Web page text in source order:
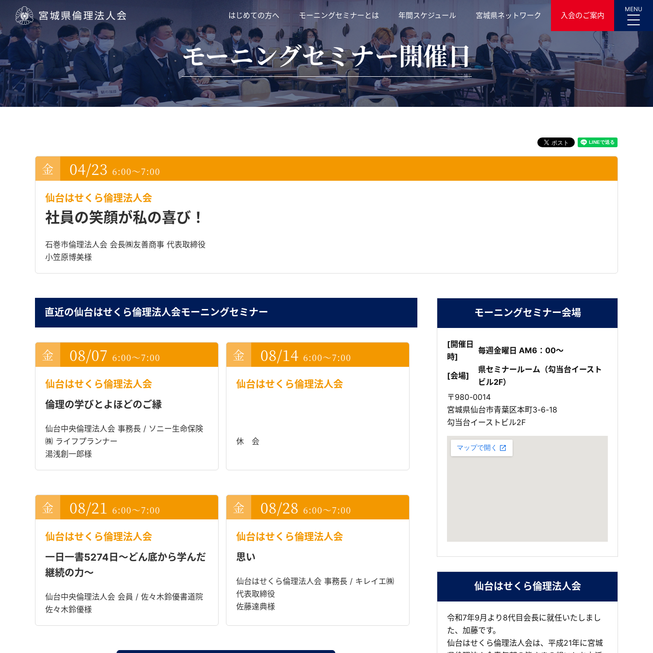
宮城県倫理法人会
はじめての方へ モーニングセミナーとは 年間スケジュール 宮城県ネットワーク 入会のご案内
MENU
モーニングセミナー開催日
04/23 6:00～7:00
仙台はせくら倫理法人会
社員の笑顔が私の喜び！
石巻市倫理法人会 会長㈱友善商事 代表取締役
小笠原博美様
直近の仙台はせくら倫理法人会モーニングセミナー
08/07 6:00～7:00
仙台はせくら倫理法人会
倫理の学びとよほどのご縁
仙台中央倫理法人会 事務長 / ソニー生命保険
㈱ ライフプランナー
湯浅創一郎様
08/146:00～7:00
仙台はせくら倫理法人会
休 会
08/21 6:00～7:00
仙台はせくら倫理法人会
一日一書5274日～どん底から学んだ
継続の力～
仙台中央倫理法人会 会員 / 佐々木鈴優書道院
佐々木鈴優様
08/286:00～7:00
仙台はせくら倫理法人会
思い
仙台はせくら倫理法人会 事務長 / キレイエ㈱
代表取締役
佐藤達典様
モーニングセミナー会場
[開催日
時]
毎週金曜日 AM6：00～
[会場]
県セミナールーム（勾当台イースト
ビル2F）
〒980-0014
宮城県仙台市青葉区本町3-6-18
勾当台イーストビル2F
仙台はせくら倫理法人会
令和7年9月より8代目会長に就任いたしまし
た、加藤です。
仙台はせくら倫理法人会は、平成21年に宮城